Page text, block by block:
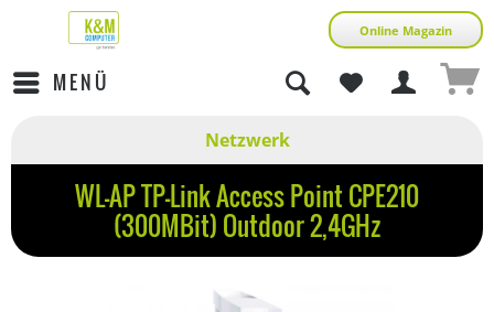
Online Magazin
MENÜ
Netzwerk
WL-AP TP-Link Access Point CPE210
(300MBit) Outdoor 2,4GHz